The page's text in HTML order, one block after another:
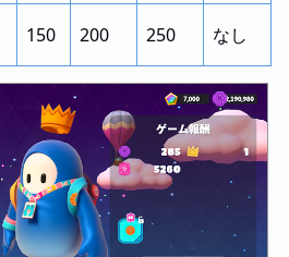
150 200 250 なし